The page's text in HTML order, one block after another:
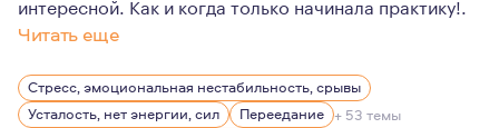
Читать еще
Для меня большой ценностью являются свобода
Стресс, эмоциональная нестабильность, срывы
Усталость, нет энергии, сил
Переедание + 53 темы